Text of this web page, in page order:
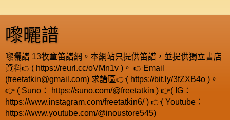
嚟曬譜
嚟曬譜 13牧童笛譜網。本網站只提供笛譜，並提供獨立書店
資料👉( https://reurl.cc/oVMn1v )。 👉Email
(freetatkin@gmail.com) 求譜區👉( https://bit.ly/3fZXB4o )。
👉 ( Suno： https://suno.com/@freetatkin ) 👉( IG：
https://www.instagram.com/freetatkin6/ ) 👉( Youtube：
https://www.youtube.com/@inoustore545)